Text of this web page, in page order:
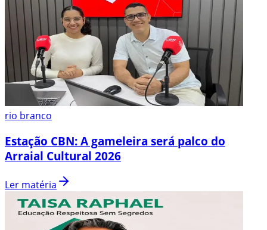
rio branco
Estação CBN: A gameleira será palco do
Arraial Cultural 2026
Ler matéria